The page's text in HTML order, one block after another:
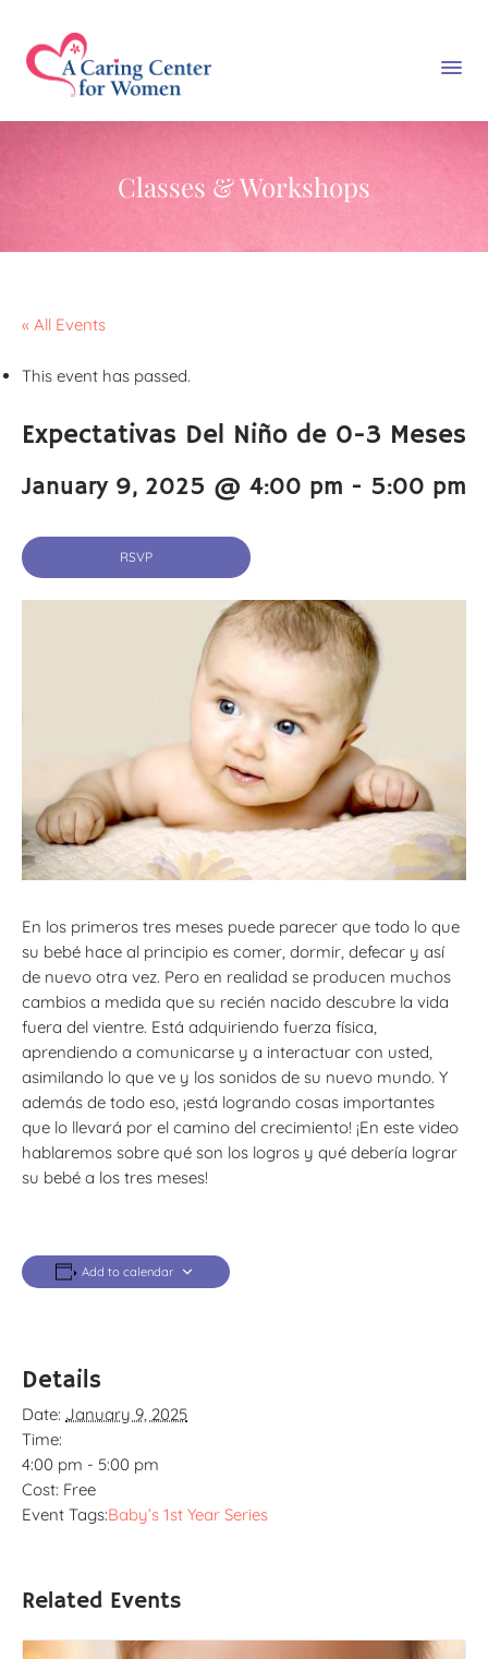
Classes & Workshops
« All Events
This event has passed.
Expectativas Del Niño de 0-3 Meses
January 9, 2025 @ 4:00 pm - 5:00 pm
RSVP
En los primeros tres meses puede parecer que todo lo que
su bebé hace al principio es comer, dormir, defecar y así
de nuevo otra vez. Pero en realidad se producen muchos
cambios a medida que su recién nacido descubre la vida
fuera del vientre. Está adquiriendo fuerza física,
aprendiendo a comunicarse y a interactuar con usted,
asimilando lo que ve y los sonidos de su nuevo mundo. Y
además de todo eso, ¡está logrando cosas importantes
que lo llevará por el camino del crecimiento! ¡En este video
hablaremos sobre qué son los logros y qué debería lograr
su bebé a los tres meses!
Add to calendar
Details
Date: January 9, 2025
Time:
4:00 pm - 5:00 pm
Cost: Free
Event Tags:Baby’s 1st Year Series
Related Events